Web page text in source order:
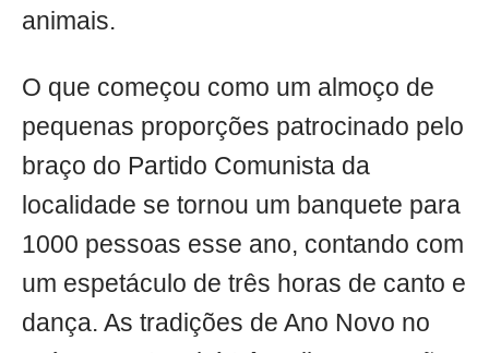
animais.
O que começou como um almoço de
pequenas proporções patrocinado pelo
braço do Partido Comunista da
localidade se tornou um banquete para
1000 pessoas esse ano, contando com
um espetáculo de três horas de canto e
dança. As tradições de Ano Novo no